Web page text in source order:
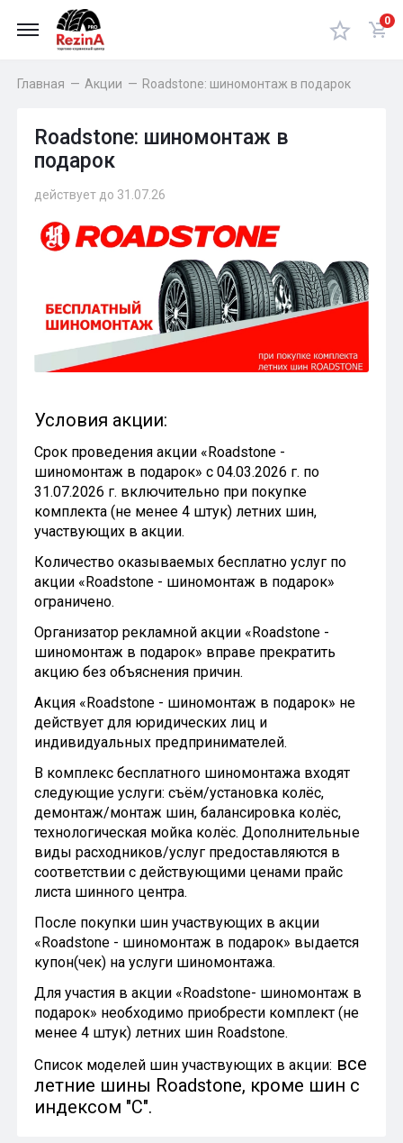
0
Главная — Акции — Roadstone: шиномонтаж в подарок
Roadstone: шиномонтаж в
подарок
действует до 31.07.26
Условия акции:
Срок проведения акции «Roadstone -
шиномонтаж в подарок» с 04.03.2026 г. по
31.07.2026 г. включительно при покупке
комплекта (не менее 4 штук) летних шин,
участвующих в акции.
Количество оказываемых бесплатно услуг по
акции «Roadstone - шиномонтаж в подарок»
ограничено.
Организатор рекламной акции «Roadstone -
шиномонтаж в подарок» вправе прекратить
акцию без объяснения причин.
Акция «Roadstone - шиномонтаж в подарок» не
действует для юридических лиц и
индивидуальных предпринимателей.
В комплекс бесплатного шиномонтажа входят
следующие услуги: съём/установка колёс,
демонтаж/монтаж шин, балансировка колёс,
технологическая мойка колёс. Дополнительные
виды расходников/услуг предоставляются в
соответствии с действующими ценами прайс
листа шинного центра.
После покупки шин участвующих в акции
«Roadstone - шиномонтаж в подарок» выдается
купон(чек) на услуги шиномонтажа.
Для участия в акции «Roadstone- шиномонтаж в
подарок» необходимо приобрести комплект (не
менее 4 штук) летних шин Roadstone.
Список моделей шин участвующих в акции: все
летние шины Roadstone, кроме шин с
индексом "С".